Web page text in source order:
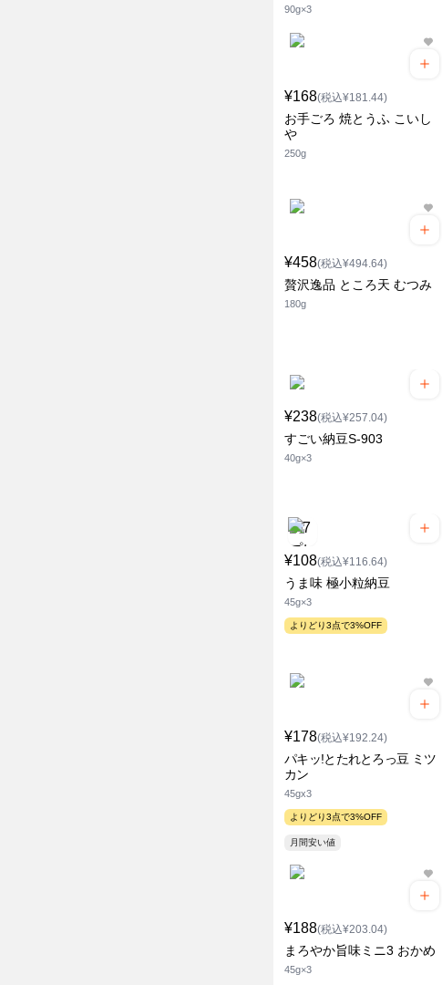
90g×3
¥168(税込¥181.44)
お手ごろ 焼とうふ こいし
や
250g
¥458(税込¥494.64)
贅沢逸品 ところ天 むつみ
180g
¥238(税込¥257.04)
すごい納豆S-903
40g×3
¥108(税込¥116.64)
うま味 極小粒納豆
45g×3
よりどり3点で3%OFF
¥178(税込¥192.24)
パキッ!とたれとろっ豆 ミツ
カン
45gx3
よりどり3点で3%OFF
月間安い値
¥188(税込¥203.04)
まろやか旨味ミニ3 おかめ
45g×3